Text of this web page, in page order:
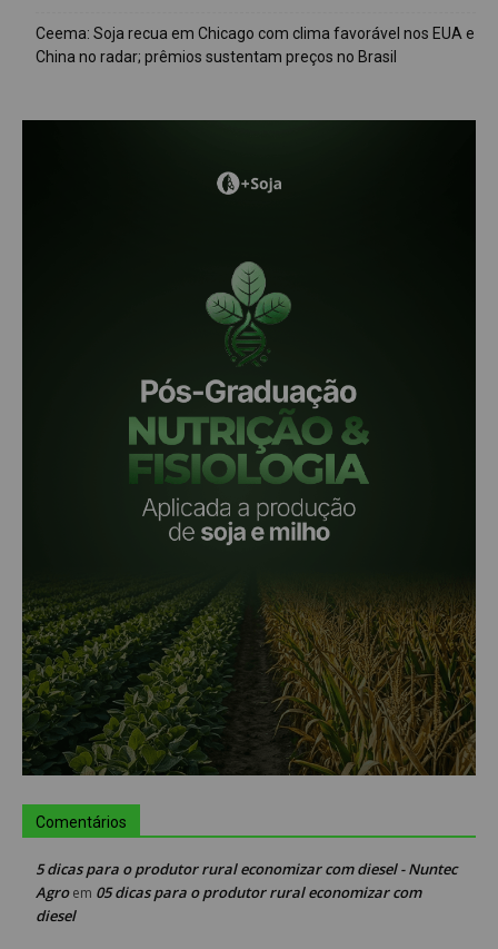
Ceema: Soja recua em Chicago com clima favorável nos EUA e
China no radar; prêmios sustentam preços no Brasil
Comentários
5 dicas para o produtor rural economizar com diesel - Nuntec
Agroem 05 dicas para o produtor rural economizar com
diesel